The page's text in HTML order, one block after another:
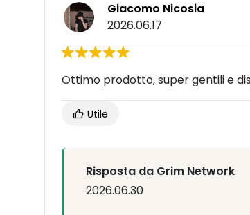
Giacomo Nicosia
2026.06.17
Ottimo prodotto, super gentili e
Utile
Risposta da Grim Network
2026.06.30